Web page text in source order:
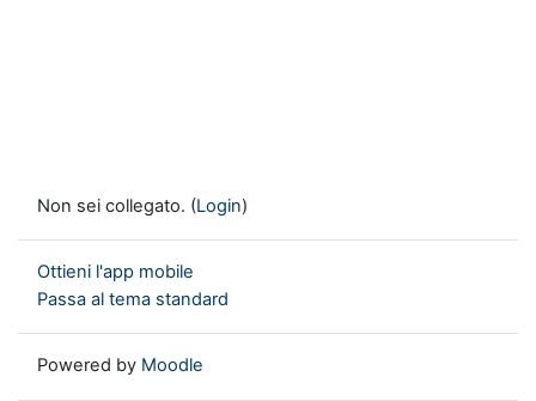
Non sei collegato. (Login)
Ottieni l'app mobile
Passa al tema standard
Powered by Moodle